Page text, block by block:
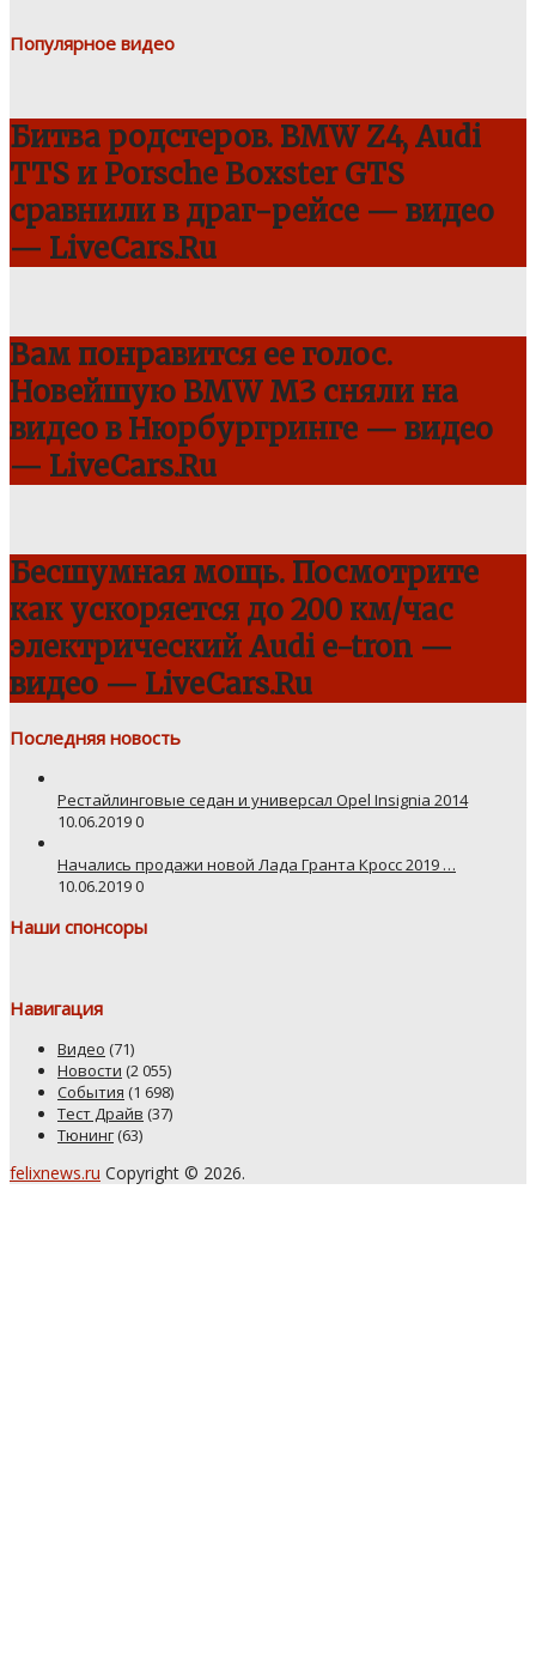
Популярное видео
Битва родстеров. BMW Z4, Audi
TTS и Porsche Boxster GTS
сравнили в драг-рейсе — видео
— LiveCars.Ru
Вам понравится ее голос.
Новейшую BMW M3 сняли на
видео в Нюрбургринге — видео
— LiveCars.Ru
Бесшумная мощь. Посмотрите
как ускоряется до 200 км/час
электрический Audi e-tron —
видео — LiveCars.Ru
Последняя новость
Рестайлинговые седан и универсал Opel Insignia 2014
10.06.20190
Начались продажи новой Лада Гранта Кросс 2019 …
10.06.20190
Наши спонсоры
Навигация
Видео (71)
Новости (2 055)
События (1 698)
Тест Драйв (37)
Тюнинг (63)
felixnews.ru Copyright © 2026.